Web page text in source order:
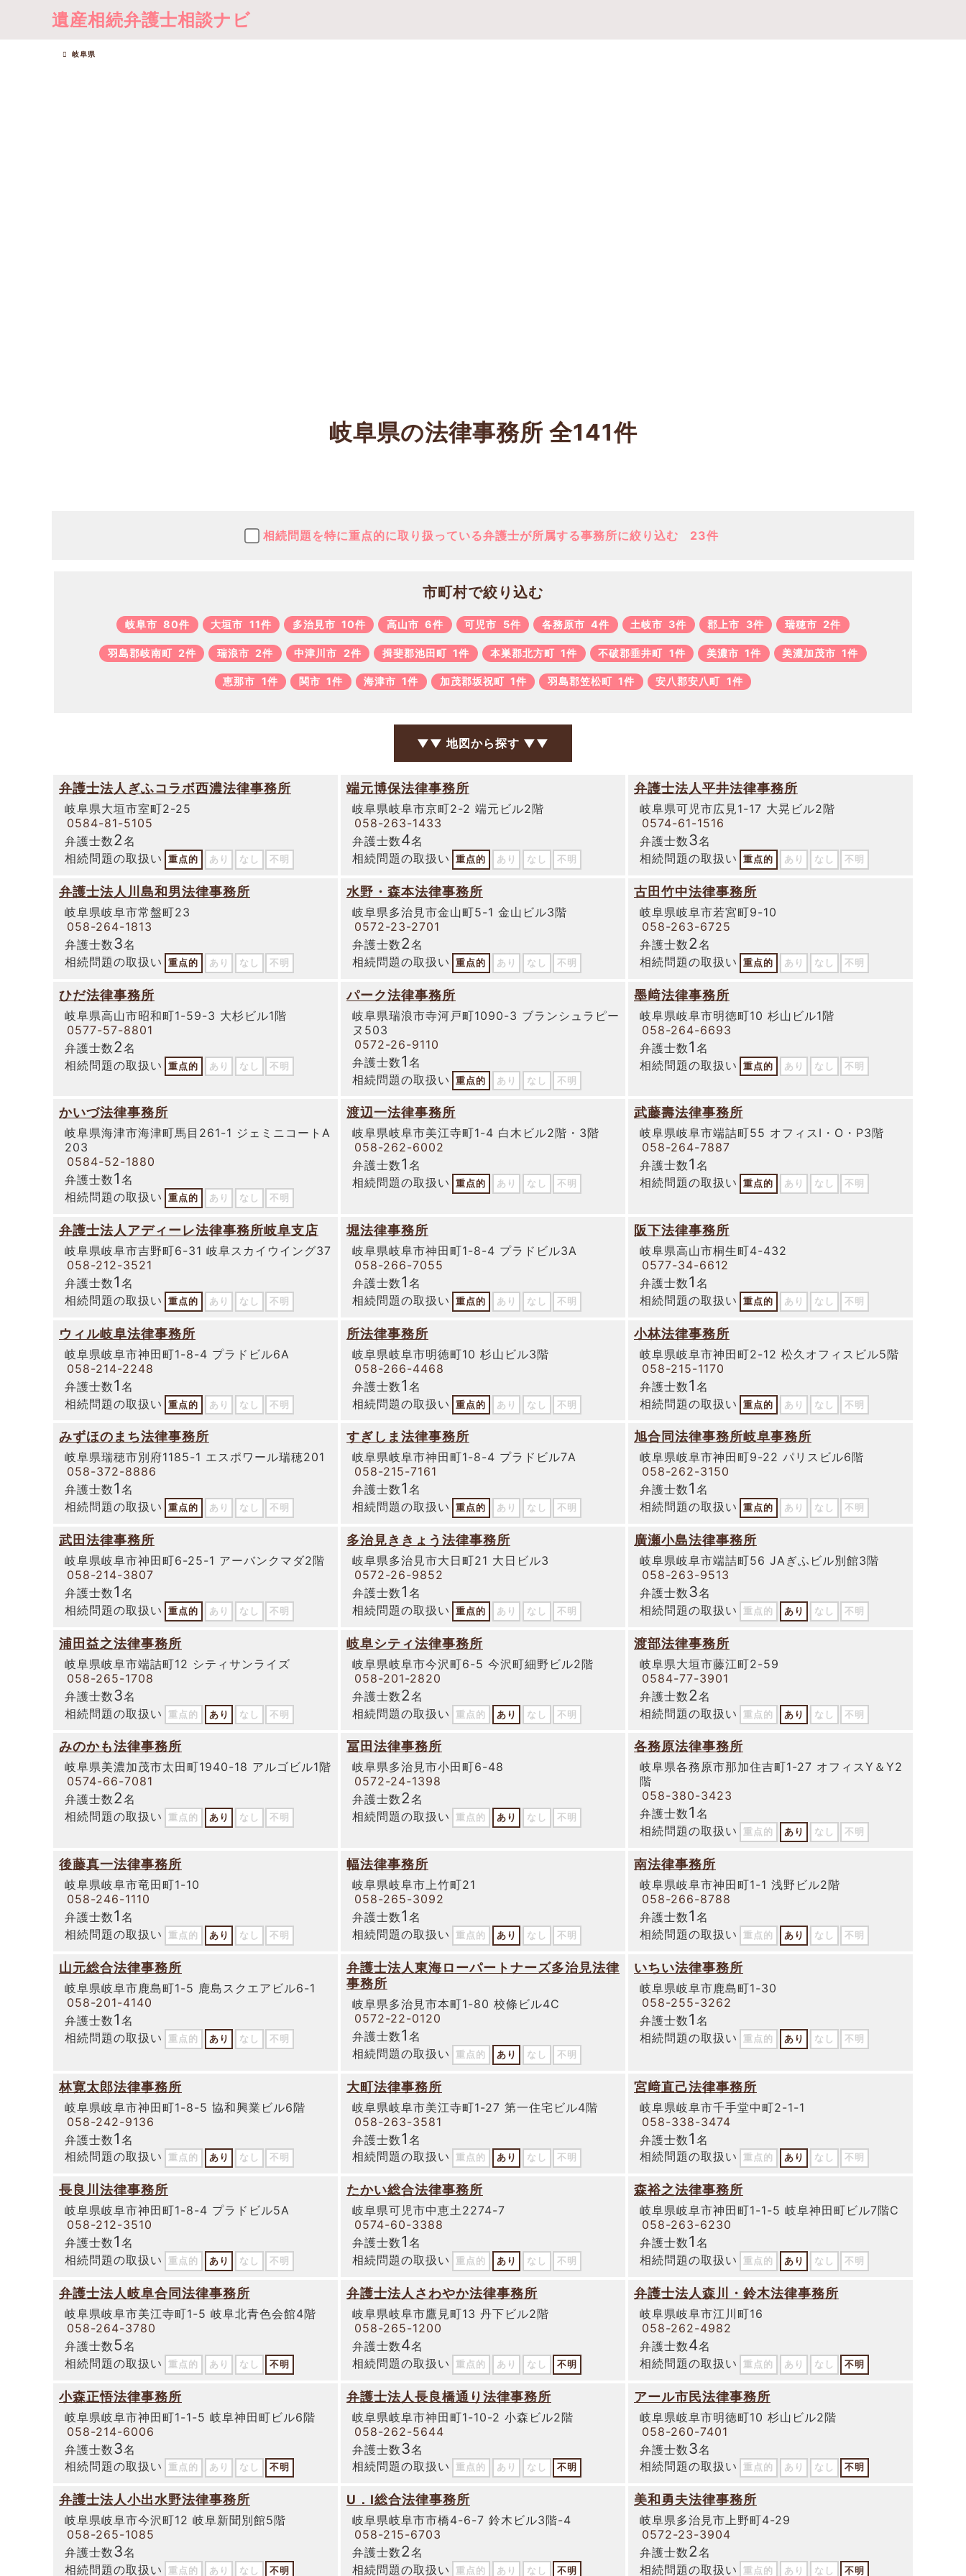
遺産相続弁護士相談ナビ
岐阜県
岐阜県の法律事務所 全141件
相続問題を特に重点的に取り扱っている弁護士が所属する事務所に絞り込む 23件
市町村で絞り込む
岐阜市 80件 大垣市 11件 多治見市 10件 高山市 6件 可児市 5件 各務原市 4件 土岐市 3件 郡上市 3件 瑞穂市 2件
羽島郡岐南町 2件 瑞浪市 2件 中津川市 2件 揖斐郡池田町 1件 本巣郡北方町 1件 不破郡垂井町 1件 美濃市 1件 美濃加茂市 1件
恵那市 1件 関市 1件 海津市 1件 加茂郡坂祝町 1件 羽島郡笠松町 1件 安八郡安八町 1件
▼▼ 地図から探す ▼▼
弁護士法人ぎふコラボ西濃法律事務所
岐阜県大垣市室町2-25
0584-81-5105
弁護士数2名
相続問題の取扱い
重点的 あり なし 不明
端元博保法律事務所
岐阜県岐阜市京町2-2 端元ビル2階
058-263-1433
弁護士数4名
相続問題の取扱い
重点的 あり なし 不明
弁護士法人平井法律事務所
岐阜県可児市広見1-17 大晃ビル2階
0574-61-1516
弁護士数3名
相続問題の取扱い
重点的 あり なし 不明
弁護士法人川島和男法律事務所
岐阜県岐阜市常盤町23
058-264-1813
弁護士数3名
相続問題の取扱い
重点的 あり なし 不明
水野・森本法律事務所
岐阜県多治見市金山町5-1 金山ビル3階
0572-23-2701
弁護士数2名
相続問題の取扱い
重点的 あり なし 不明
古田竹中法律事務所
岐阜県岐阜市若宮町9-10
058-263-6725
弁護士数2名
相続問題の取扱い
重点的 あり なし 不明
ひだ法律事務所
岐阜県高山市昭和町1-59-3 大杉ビル1階
0577-57-8801
弁護士数2名
相続問題の取扱い
重点的 あり なし 不明
パーク法律事務所
岐阜県瑞浪市寺河戸町1090-3 ブランシュラピー
ヌ503
0572-26-9110
弁護士数1 名
相続問題の取扱い
重点的 あり なし 不明
墨﨑法律事務所
岐阜県岐阜市明徳町10 杉山ビル1階
058-264-6693
弁護士数1 名
相続問題の取扱い
重点的 あり なし 不明
かいづ法律事務所
岐阜県海津市海津町馬目261-1 ジェミニコートA
203
0584-52-1880
弁護士数1 名
相続問題の取扱い
重点的 あり なし 不明
渡辺一法律事務所
岐阜県岐阜市美江寺町1-4 白木ビル2階・3階
058-262-6002
弁護士数1 名
相続問題の取扱い
重点的 あり なし 不明
武藤壽法律事務所
岐阜県岐阜市端詰町55 オフィスI・O・P3階
058-264-7887
弁護士数1 名
相続問題の取扱い
重点的 あり なし 不明
弁護士法人アディーレ法律事務所岐阜支店
岐阜県岐阜市吉野町6-31 岐阜スカイウイング37
058-212-3521
弁護士数1 名
相続問題の取扱い
重点的 あり なし 不明
堀法律事務所
岐阜県岐阜市神田町1-8-4 プラドビル3A
058-266-7055
弁護士数1 名
相続問題の取扱い
重点的 あり なし 不明
阪下法律事務所
岐阜県高山市桐生町4-432
0577-34-6612
弁護士数1 名
相続問題の取扱い
重点的 あり なし 不明
ウィル岐阜法律事務所
岐阜県岐阜市神田町1-8-4 プラドビル6A
058-214-2248
弁護士数1 名
相続問題の取扱い
重点的 あり なし 不明
所法律事務所
岐阜県岐阜市明徳町10 杉山ビル3階
058-266-4468
弁護士数1 名
相続問題の取扱い
重点的 あり なし 不明
小林法律事務所
岐阜県岐阜市神田町2-12 松久オフィスビル5階
058-215-1170
弁護士数1 名
相続問題の取扱い
重点的 あり なし 不明
みずほのまち法律事務所
岐阜県瑞穂市別府1185-1 エスポワール瑞穂201
058-372-8886
弁護士数1 名
相続問題の取扱い
重点的 あり なし 不明
すぎしま法律事務所
岐阜県岐阜市神田町1-8-4 プラドビル7A
058-215-7161
弁護士数1 名
相続問題の取扱い
重点的 あり なし 不明
旭合同法律事務所岐阜事務所
岐阜県岐阜市神田町9-22 パリスビル6階
058-262-3150
弁護士数1 名
相続問題の取扱い
重点的 あり なし 不明
武田法律事務所
岐阜県岐阜市神田町6-25-1 アーバンクマダ2階
058-214-3807
弁護士数1 名
相続問題の取扱い
重点的 あり なし 不明
多治見ききょう法律事務所
岐阜県多治見市大日町21 大日ビル3
0572-26-9852
弁護士数1 名
相続問題の取扱い
重点的 あり なし 不明
廣瀬小島法律事務所
岐阜県岐阜市端詰町56 JAぎふビル別館3階
058-263-9513
弁護士数3名
相続問題の取扱い
重点的 あり なし 不明
浦田益之法律事務所
岐阜県岐阜市端詰町12 シティサンライズ
058-265-1708
弁護士数3名
相続問題の取扱い
重点的 あり なし 不明
岐阜シティ法律事務所
岐阜県岐阜市今沢町6-5 今沢町細野ビル2階
058-201-2820
弁護士数2名
相続問題の取扱い
重点的 あり なし 不明
渡部法律事務所
岐阜県大垣市藤江町2-59
0584-77-3901
弁護士数2名
相続問題の取扱い
重点的 あり なし 不明
みのかも法律事務所
岐阜県美濃加茂市太田町1940-18 アルゴビル1階
0574-66-7081
弁護士数2名
相続問題の取扱い
重点的 あり なし 不明
冨田法律事務所
岐阜県多治見市小田町6-48
0572-24-1398
弁護士数2名
相続問題の取扱い
重点的 あり なし 不明
各務原法律事務所
岐阜県各務原市那加住吉町1-27 オフィスY＆Y2
階
058-380-3423
弁護士数1 名
相続問題の取扱い
重点的 あり なし 不明
後藤真一法律事務所
岐阜県岐阜市竜田町1-10
058-246-1110
弁護士数1 名
相続問題の取扱い
重点的 あり なし 不明
幅法律事務所
岐阜県岐阜市上竹町21
058-265-3092
弁護士数1 名
相続問題の取扱い
重点的 あり なし 不明
南法律事務所
岐阜県岐阜市神田町1-1 浅野ビル2階
058-266-8788
弁護士数1 名
相続問題の取扱い
重点的 あり なし 不明
山元総合法律事務所
岐阜県岐阜市鹿島町1-5 鹿島スクエアビル6-1
058-201-4140
弁護士数1 名
相続問題の取扱い
重点的 あり なし 不明
弁護士法人東海ローパートナーズ多治見法律
事務所
岐阜県多治見市本町1-80 校條ビル4C
0572-22-0120
弁護士数1 名
相続問題の取扱い
重点的 あり なし 不明
いちい法律事務所
岐阜県岐阜市鹿島町1-30
058-255-3262
弁護士数1 名
相続問題の取扱い
重点的 あり なし 不明
林寛太郎法律事務所
岐阜県岐阜市神田町1-8-5 協和興業ビル6階
058-242-9136
弁護士数1 名
相続問題の取扱い
重点的 あり なし 不明
大町法律事務所
岐阜県岐阜市美江寺町1-27 第一住宅ビル4階
058-263-3581
弁護士数1 名
相続問題の取扱い
重点的 あり なし 不明
宮﨑直己法律事務所
岐阜県岐阜市千手堂中町2-1-1
058-338-3474
弁護士数1 名
相続問題の取扱い
重点的 あり なし 不明
長良川法律事務所
岐阜県岐阜市神田町1-8-4 プラドビル5A
058-212-3510
弁護士数1 名
相続問題の取扱い
重点的 あり なし 不明
たかい総合法律事務所
岐阜県可児市中恵土2274-7
0574-60-3388
弁護士数1 名
相続問題の取扱い
重点的 あり なし 不明
森裕之法律事務所
岐阜県岐阜市神田町1-1-5 岐阜神田町ビル7階C
058-263-6230
弁護士数1 名
相続問題の取扱い
重点的 あり なし 不明
弁護士法人岐阜合同法律事務所
岐阜県岐阜市美江寺町1-5 岐阜北青色会館4階
058-264-3780
弁護士数5名
相続問題の取扱い
重点的 あり なし 不明
弁護士法人さわやか法律事務所
岐阜県岐阜市鷹見町13 丹下ビル2階
058-265-1200
弁護士数4名
相続問題の取扱い
重点的 あり なし 不明
弁護士法人森川・鈴木法律事務所
岐阜県岐阜市江川町16
058-262-4982
弁護士数4名
相続問題の取扱い
重点的 あり なし 不明
小森正悟法律事務所
岐阜県岐阜市神田町1-1-5 岐阜神田町ビル6階
058-214-6006
弁護士数3名
相続問題の取扱い
重点的 あり なし 不明
弁護士法人長良橋通り法律事務所
岐阜県岐阜市神田町1-10-2 小森ビル2階
058-262-5644
弁護士数3名
相続問題の取扱い
重点的 あり なし 不明
アール市民法律事務所
岐阜県岐阜市明徳町10 杉山ビル2階
058-260-7401
弁護士数3名
相続問題の取扱い
重点的 あり なし 不明
弁護士法人小出水野法律事務所
岐阜県岐阜市今沢町12 岐阜新聞別館5階
058-265-1085
弁護士数3名
相続問題の取扱い
重点的 あり なし 不明
U．I総合法律事務所
岐阜県岐阜市市橋4-6-7 鈴木ビル3階-4
058-215-6703
弁護士数2名
相続問題の取扱い
重点的 あり なし 不明
美和勇夫法律事務所
岐阜県多治見市上野町4-29
0572-23-3904
弁護士数2名
相続問題の取扱い
重点的 あり なし 不明